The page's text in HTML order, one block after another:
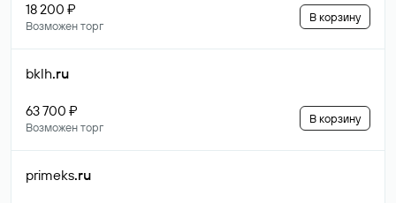
18 200 ₽
Возможен торг
В корзину
bklh.ru
63 700 ₽
Возможен торг
В корзину
primeks.ru